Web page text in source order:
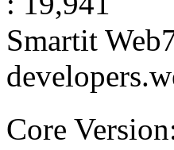
Smartit
Core